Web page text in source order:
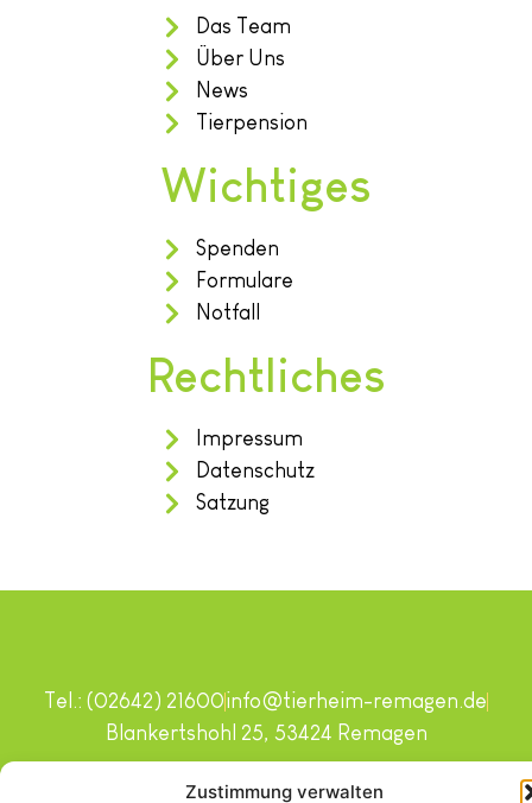
Zustimmung verwalten
Das Team
Über Uns
News
Tierpension
Wichtiges
Spenden
Formulare
Notfall
Rechtliches
Impressum
Datenschutz
Satzung
Copyright © 2024. Alle Rechte vorbehalten.
Tel.: (02642) 21600info@tierheim-remagen.de
Blankertshohl 25, 53424 Remagen